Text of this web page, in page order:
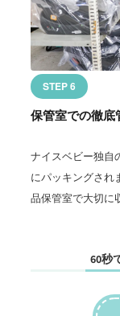
STEP 6
保管室での徹底
ナイスベビー独自
にパッキングされ
品保管室で大切に
60秒